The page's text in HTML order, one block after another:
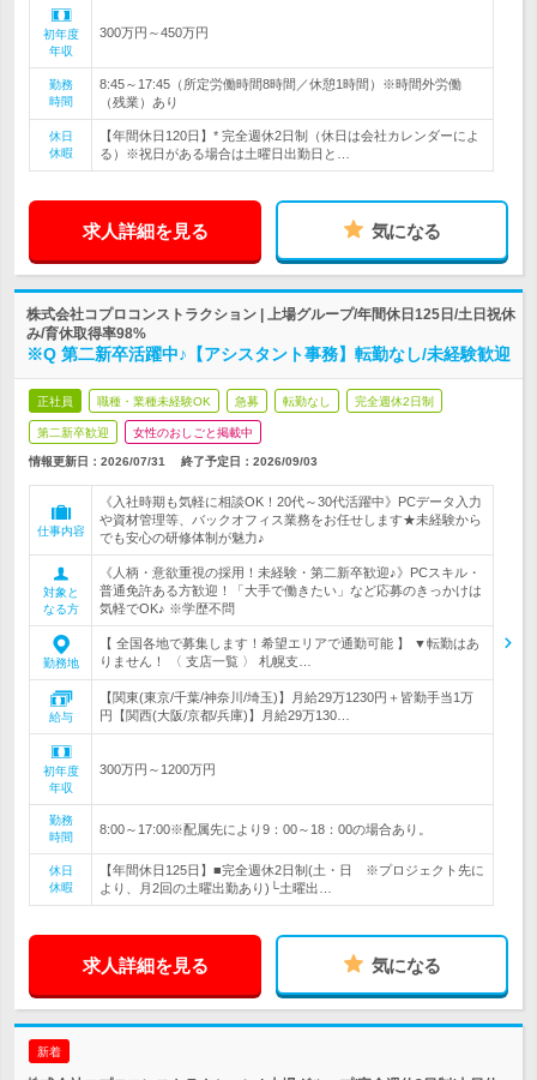
初年度
年収
300万円～450万円
勤務
時間
8:45～17:45（所定労働時間8時間／休憩1時間）※時間外労働
（残業）あり
休日
休暇
【年間休日120日】* 完全週休2日制（休日は会社カレンダーによ
る）※祝日がある場合は土曜日出勤日と…
求人詳細を見る 気になる
株式会社コプロコンストラクション | 上場グループ/年間休日125日/土日祝休
み/育休取得率98%
※Q 第二新卒活躍中♪【アシスタント事務】転勤なし/未経験歓迎
正社員 職種・業種未経験OK 急募 転勤なし 完全週休2日制
第二新卒歓迎 女性のおしごと掲載中
情報更新日：2026/07/31 終了予定日： 2026/09/03
仕事内容
《入社時期も気軽に相談OK！20代～30代活躍中》PCデータ入力
や資材管理等、バックオフィス業務をお任せします★未経験から
でも安心の研修体制が魅力♪
対象と
なる方
《人柄・意欲重視の採用！未経験・第二新卒歓迎♪》PCスキル・
普通免許ある方歓迎！「大手で働きたい」など応募のきっかけは
気軽でOK♪ ※学歴不問
勤務地
【 全国各地で募集します！希望エリアで通勤可能 】 ▼転勤はあ
りません！ 〈 支店一覧 〉 札幌支…
給与
【関東(東京/千葉/神奈川/埼玉)】月給29万1230円＋皆勤手当1万
円【関西(大阪/京都/兵庫)】月給29万130…
初年度
年収
300万円～1200万円
勤務
時間
8:00～17:00※配属先により9：00～18：00の場合あり。
休日
休暇
【年間休日125日】■完全週休2日制(土・日 ※プロジェクト先に
より、月2回の土曜出勤あり)└土曜出…
求人詳細を見る 気になる
新着